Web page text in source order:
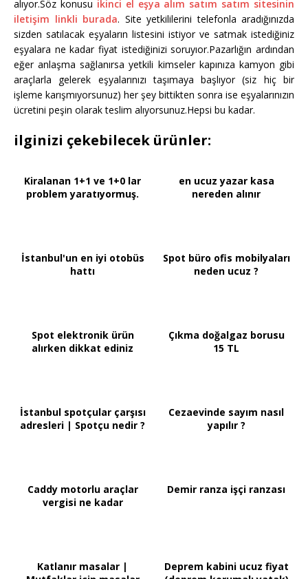
alıyor.Söz konusu ikinci el eşya alım satım satım sitesinin
iletişim linkli burada. Site yetkililerini telefonla aradığınızda
sizden satılacak eşyaların listesini istiyor ve satmak istediğiniz
eşyalara ne kadar fiyat istediğinizi soruyıor.Pazarlığın ardından
eğer anlaşma sağlanırsa yetkili kimseler kapınıza kamyon gibi
araçlarla gelerek eşyalarınızı taşımaya başlıyor (siz hiç bir
işleme karışmıyorsunuz) her şey bittikten sonra ise eşyalarınızın
ücretini peşin olarak teslim alıyorsunuz.Hepsi bu kadar.
ilginizi çekebilecek ürünler:
Kiralanan 1+1 ve 1+0 lar
problem yaratıyormuş.
en ucuz yazar kasa
nereden alınır
İstanbul'un en iyi otobüs
hattı
Spot büro ofis mobilyaları
neden ucuz ?
Spot elektronik ürün
alırken dikkat ediniz
Çıkma doğalgaz borusu
15 TL
İstanbul spotçular çarşısı
adresleri | Spotçu nedir ?
Cezaevinde sayım nasıl
yapılır ?
Caddy motorlu araçlar
vergisi ne kadar
Demir ranza işçi ranzası
Katlanır masalar |
Deprem kabini ucuz fiyat